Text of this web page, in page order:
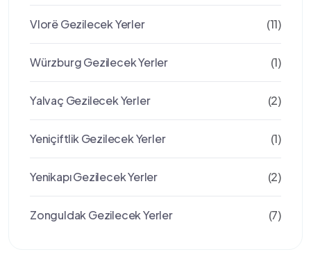
Vlorë Gezilecek Yerler (11)
Würzburg Gezilecek Yerler (1)
Yalvaç Gezilecek Yerler (2)
Yeniçiftlik Gezilecek Yerler (1)
Yenikapı Gezilecek Yerler (2)
Zonguldak Gezilecek Yerler (7)